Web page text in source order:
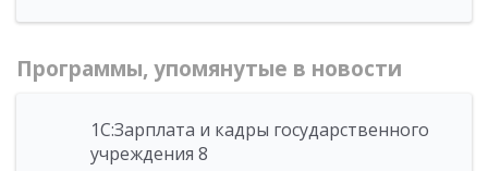
Программы, упомянутые в новости
1С:Зарплата и кадры государственного
учреждения 8